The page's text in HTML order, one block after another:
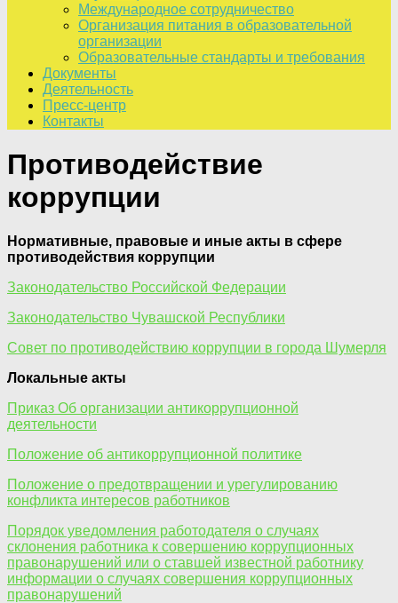
Международное сотрудничество
Организация питания в образовательной
организации
Образовательные стандарты и требования
Документы
Деятельность
Пресс-центр
Контакты
Противодействие
коррупции
Нормативные, правовые и иные акты в сфере
противодействия коррупции
Законодательство Российской Федерации
Законодательство Чувашской Республики
Совет по противодействию коррупции в города Шумерля
Локальные акты
Приказ Об организации антикоррупционной
деятельности
Положение об антикоррупционной политике
Положение о предотвращении и урегулированию
конфликта интересов работников
Порядок уведомления работодателя о случаях
склонения работника к совершению коррупционных
правонарушений или о ставшей известной работнику
информации о случаях совершения коррупционных
правонарушений